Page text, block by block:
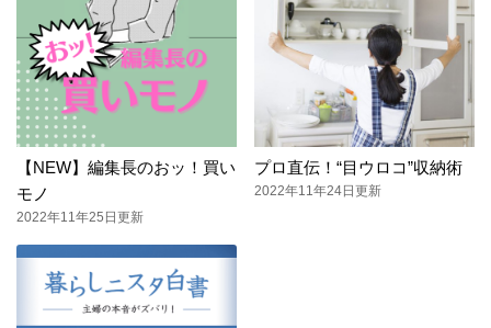
【NEW】編集長のおッ！買い
モノ
2022年11年25日更新
プロ直伝！“目ウロコ”収納術
2022年11年24日更新